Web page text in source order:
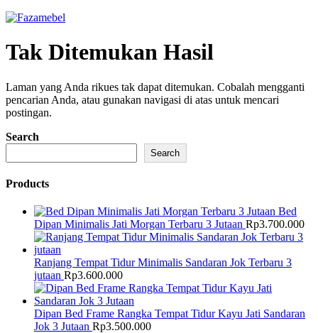
Tak Ditemukan Hasil
Laman yang Anda rikues tak dapat ditemukan. Cobalah mengganti
pencarian Anda, atau gunakan navigasi di atas untuk mencari
postingan.
Search
Search
Products
Bed
Dipan Minimalis Jati Morgan Terbaru 3 Jutaan Rp3.700.000
Ranjang Tempat Tidur Minimalis Sandaran Jok Terbaru 3
jutaan Rp3.600.000
Dipan Bed Frame Rangka Tempat Tidur Kayu Jati Sandaran
Jok 3 Jutaan Rp3.500.000